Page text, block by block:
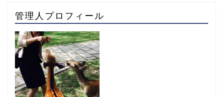
管理人プロフィール